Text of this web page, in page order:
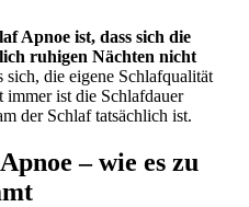
Apnoe ist, dass sich die
ruhigen Nächten nicht
sich, die eigene Schlafqualität
immer ist die Schlafdauer
der Schlaf tatsächlich ist.
– wie es zu